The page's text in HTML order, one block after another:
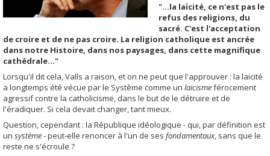
"...la laïcité, ce n'est pas le
refus des religions, du
sacré. C'est l'acceptation
de croire et de ne pas croire. La religion catholique est ancrée
dans notre Histoire, dans nos paysages, dans cette magnifique
cathédrale..."
Lorsqu'il dit cela, Valls a raison, et on ne peut que l'approuver : la laïcité
a longtemps été vécue par le Système comme un laïcismeférocement
agressif contre la catholicisme, dans le but de le détruire et de
l'éradiquer. Si cela devait changer, tant mieux.
Question, cependant : la République idéologique - qui, par définition est
un système- peut-elle renoncer à l'un de ses fondamentaux, sans que le
reste ne s'écroule ?